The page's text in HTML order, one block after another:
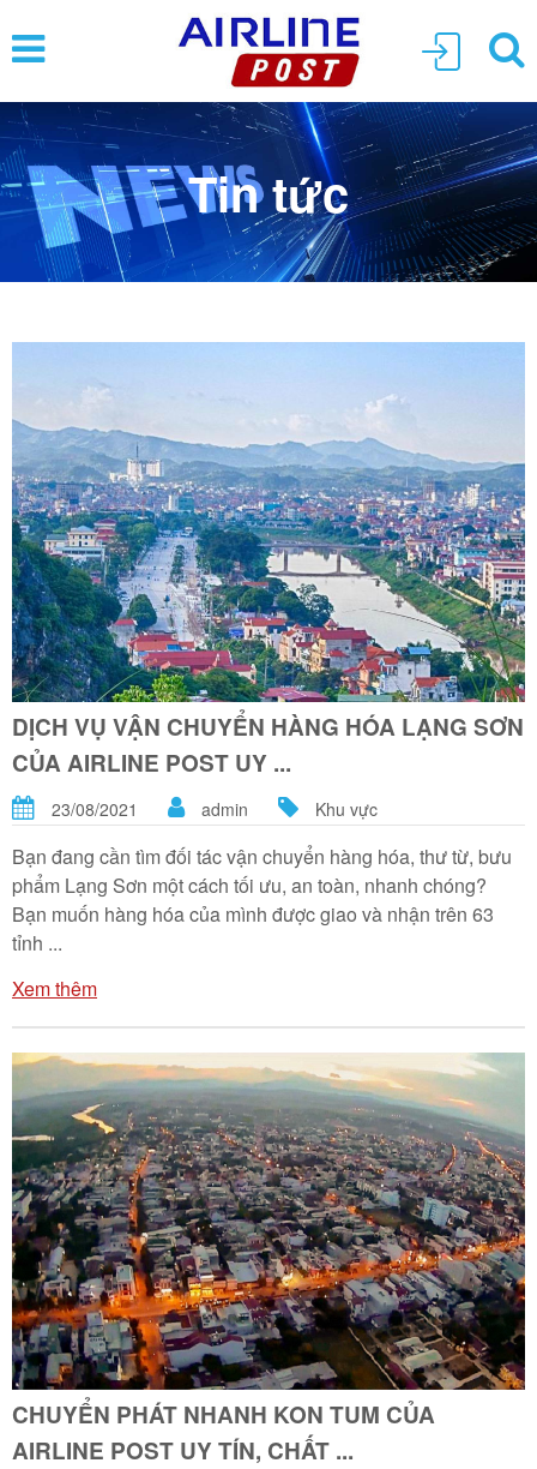
Tin tức
DỊCH VỤ VẬN CHUYỂN HÀNG HÓA LẠNG SƠN
CỦA AIRLINE POST UY ...
23/08/2021 admin Khu vực
Bạn đang cần tìm đối tác vận chuyển hàng hóa, thư từ, bưu
phẩm Lạng Sơn một cách tối ưu, an toàn, nhanh chóng?
Bạn muốn hàng hóa của mình được giao và nhận trên 63
tỉnh ...
Xem thêm
CHUYỂN PHÁT NHANH KON TUM CỦA
AIRLINE POST UY TÍN, CHẤT ...